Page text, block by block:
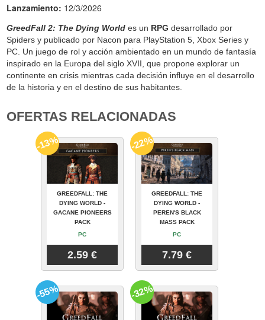
Lanzamiento: 12/3/2026
GreedFall 2: The Dying World es un RPG desarrollado por
Spiders y publicado por Nacon para PlayStation 5, Xbox Series y
PC. Un juego de rol y acción ambientado en un mundo de fantasía
inspirado en la Europa del siglo XVII, que propone explorar un
continente en crisis mientras cada decisión influye en el desarrollo
de la historia y en el destino de sus habitantes.
OFERTAS RELACIONADAS
GREEDFALL: THE
DYING WORLD -
GACANE PIONEERS
PACK
PC
2.59 €
-13%
GREEDFALL: THE
DYING WORLD -
PEREN'S BLACK
MASS PACK
PC
7.79 €
-22%
-55% -32%